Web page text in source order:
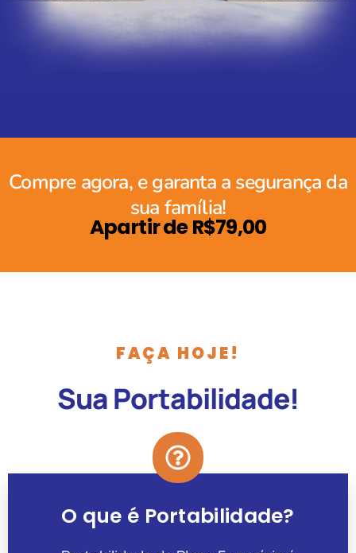
Compre agora, e garanta a segurança da
sua família!
Apartir de R$79,00
FAÇA HOJE!
Sua Portabilidade!
O que é Portabilidade?